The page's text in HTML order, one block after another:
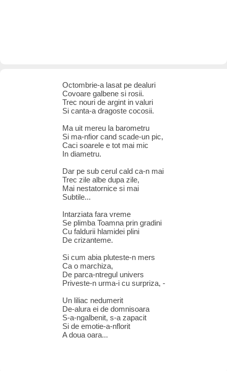
Octombrie-a lasat pe dealuri
Covoare galbene si rosii.
Trec nouri de argint in valuri
Si canta-a dragoste cocosii.
Ma uit mereu la barometru
Si ma-nfior cand scade-un pic,
Caci soarele e tot mai mic
In diametru.
Dar pe sub cerul cald ca-n mai
Trec zile albe dupa zile,
Mai nestatornice si mai
Subtile...
Intarziata fara vreme
Se plimba Toamna prin gradini
Cu faldurii hlamidei plini
De crizanteme.
Si cum abia pluteste-n mers
Ca o marchiza,
De parca-ntregul univers
Priveste-n urma-i cu surpriza, -
Un liliac nedumerit
De-alura ei de domnisoara
S-a-ngalbenit, s-a zapacit
Si de emotie-a-nflorit
A doua oara...